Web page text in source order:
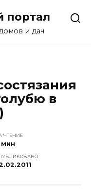
портал
и дач
в
ЧТЕНИЕ
мин